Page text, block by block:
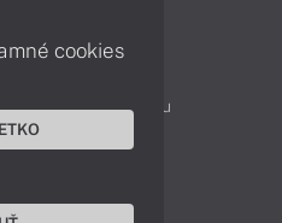
Reklamácia tovaru
cookies